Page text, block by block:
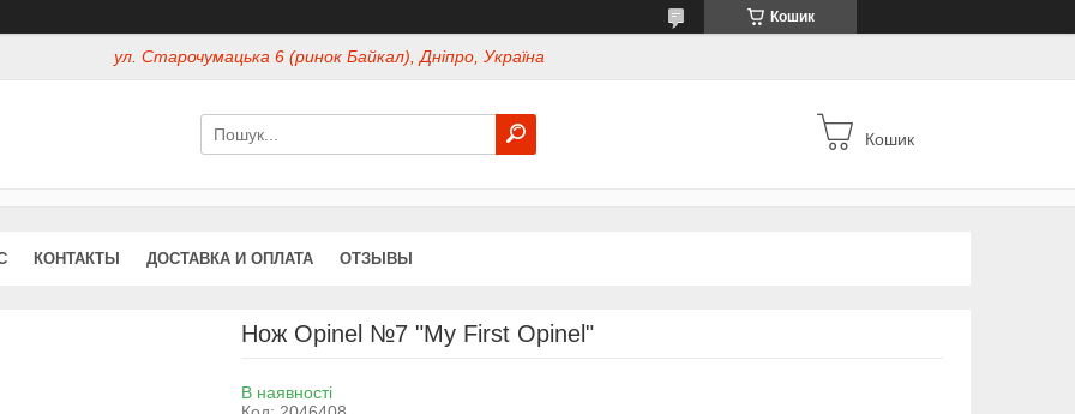
Кошик
ул. Старочумацька 6 (ринок Байкал), Дніпро, Україна
Кошик
КОНТАКТЫ ДОСТАВКА И ОПЛАТА ОТЗЫВЫ
Нож Opinel №7 "My First Opinel"
В наявності